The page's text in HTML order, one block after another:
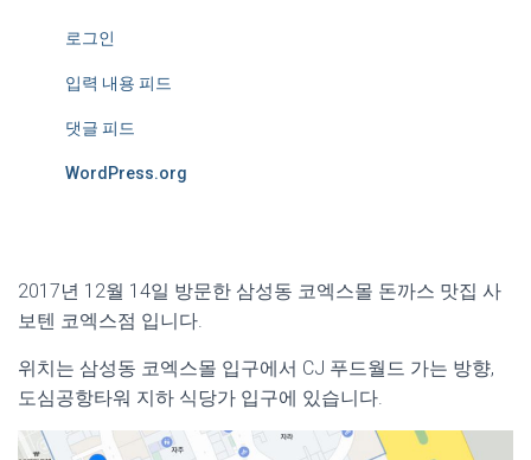
로그인
입력 내용 피드
댓글 피드
WordPress.org
2017년 12월 14일 방문한 삼성동 코엑스몰 돈까스 맛집 사
보텐 코엑스점 입니다.
위치는 삼성동 코엑스몰 입구에서 CJ 푸드월드 가는 방향,
도심공항타워 지하 식당가 입구에 있습니다.